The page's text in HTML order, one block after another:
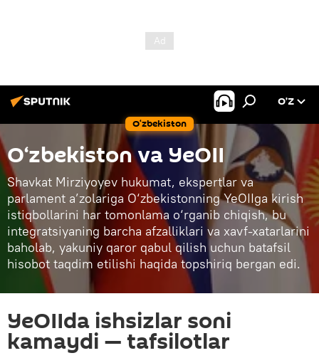
O‘zbekiston
O’Z
O‘zbekiston va YeOII
Shavkat Mirziyoyev hukumat, ekspertlar va
parlament a’zolariga O‘zbekistonning YeOIIga kirish
istiqbollarini har tomonlama o‘rganib chiqish, bu
integratsiyaning barcha afzalliklari va xavf-xatarlarini
baholab, yakuniy qaror qabul qilish uchun batafsil
hisobot taqdim etilishi haqida topshiriq bergan edi.
YeOIIda ishsizlar soni
kamaydi — tafsilotlar